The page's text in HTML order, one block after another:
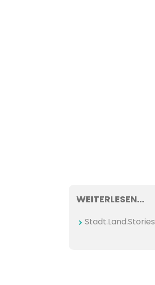
WEITERLESEN…
Stadt.Land.Stories